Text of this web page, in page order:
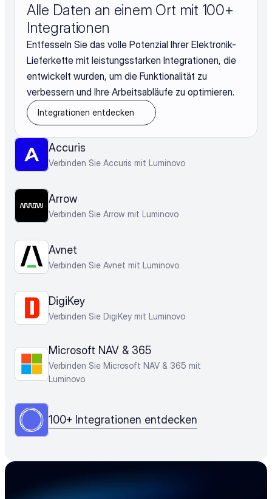
Alle Daten an einem Ort mit 100+
Integrationen
Entfesseln Sie das volle Potenzial Ihrer Elektronik-
Lieferkette mit leistungsstarken Integrationen, die
entwickelt wurden, um die Funktionalität zu
verbessern und Ihre Arbeitsabläufe zu optimieren.
Integrationen entdecken
Accuris
Verbinden Sie Accuris mit Luminovo
Arrow
Verbinden Sie Arrow mit Luminovo
Avnet
Verbinden Sie Avnet mit Luminovo
DigiKey
Verbinden Sie DigiKey mit Luminovo
Microsoft NAV & 365
Verbinden Sie Microsoft NAV & 365 mit
Luminovo
100+ Integrationen entdecken